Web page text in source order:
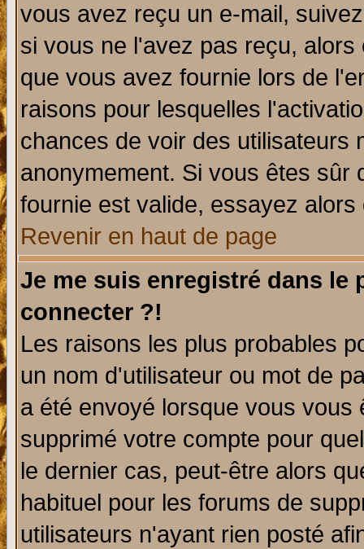
vous avez reçu un e-mail,
si vous ne l'avez pas reçu,
que vous avez fournie lors de
raisons pour lesquelles
chances de voir des utilisateurs
anonymement. Si vous êtes sûr
fournie est valide, essayez
Revenir en haut de page
Je me suis enregistré dans le
connecter ?!
Les raisons les plus probables
un nom d'utilisateur ou mot de
a été envoyé lorsque vous
supprimé votre compte pour
le dernier cas, peut-être alors
habituel pour les forums de
utilisateurs n'ayant rien posté